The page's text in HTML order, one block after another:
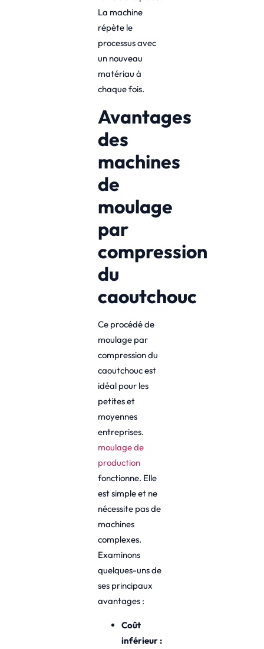
La machine
répète le
processus avec
un nouveau
matériau à
chaque fois.
Avantages
des
machines
de
moulage
par
compression
du
caoutchouc
Ce procédé de
moulage par
compression du
caoutchouc est
idéal pour les
petites et
moyennes
entreprises.
moulage de
production
fonctionne. Elle
est simple et ne
nécessite pas de
machines
complexes.
Examinons
quelques-uns de
ses principaux
avantages :
Coût
inférieur :